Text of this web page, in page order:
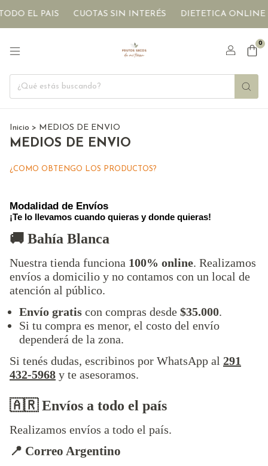
EL PAIS CUOTAS SIN INTERÉS DIETETICA ONLINE
0
Inicio > MEDIOS DE ENVIO
MEDIOS DE ENVIO
¿COMO OBTENGO LOS PRODUCTOS?
Modalidad de Envíos
¡Te lo llevamos cuando quieras y donde quieras!
🚚 Bahía Blanca
Nuestra tienda funciona 100% online. Realizamos
envíos a domicilio y no contamos con un local de
atención al público.
Envío gratis con compras desde $35.000.
Si tu compra es menor, el costo del envío
dependerá de la zona.
Si tenés dudas, escribinos por WhatsApp al 291
432-5968 y te asesoramos.
🇦🇷 Envíos a todo el país
Realizamos envíos a todo el país.
📍 Correo Argentino